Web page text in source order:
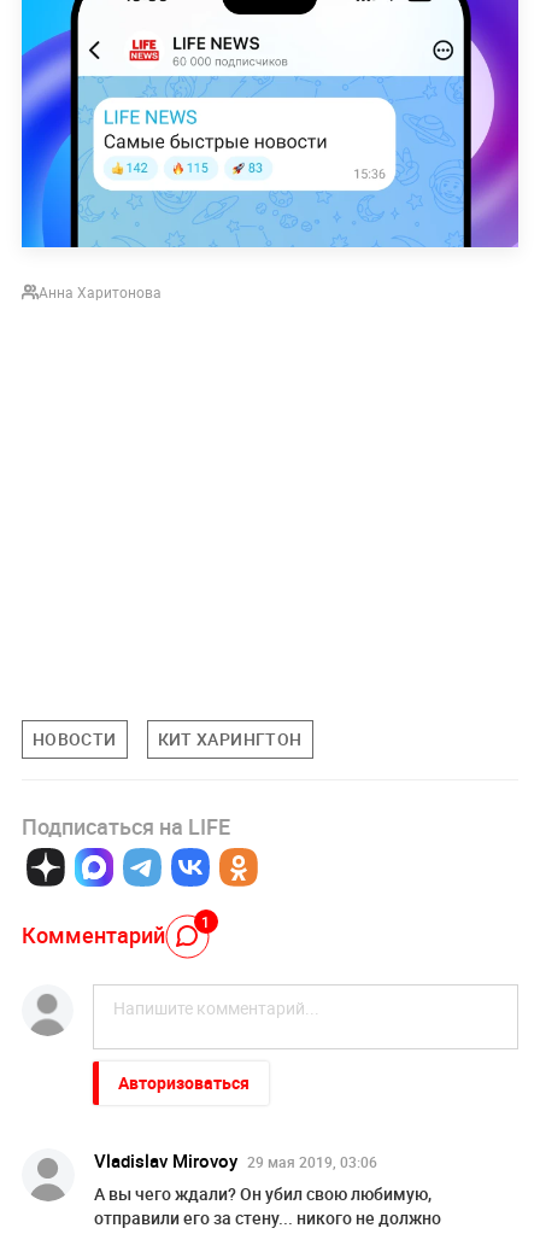
Аннa Харитонова
НОВОСТИ КИТ ХАРИНГТОН
Подписаться на LIFE
Комментарий 1
Авторизоваться
Vladislav Mirovoy 29 мая 2019, 03:06
А вы чего ждали? Он убил свою любимую,
отправили его за стену... никого не должно